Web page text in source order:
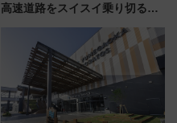
高速道路をスイスイ乗り切る快